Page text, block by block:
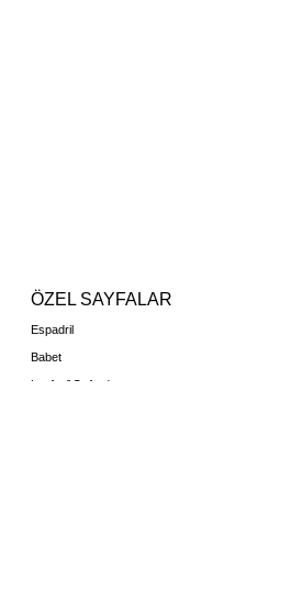
ÖZEL SAYFALAR
Espadril
Babet
Loafer&Oxford